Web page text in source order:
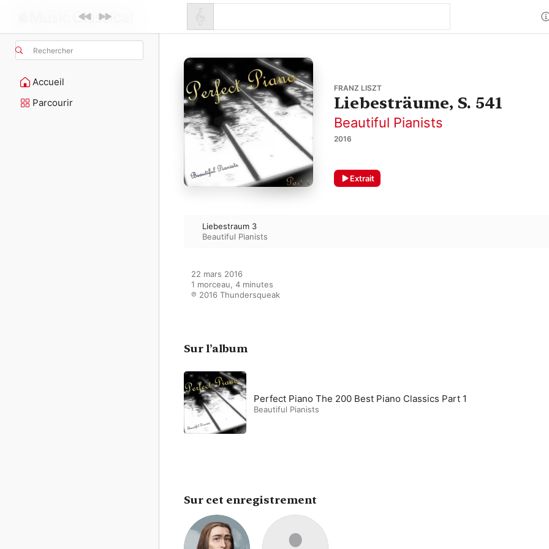
Rechercher
Accueil
Parcourir
FRANZ LISZT
Liebesträume, S. 541
Beautiful Pianists
2016
Extrait
Liebestraum 3
Beautiful Pianists
22 mars 2016
1 morceau, 4 minutes
℗ 2016 Thundersqueak
Sur l’album
Perfect Piano The 200 Best Piano Classics Part 1
Beautiful Pianists
Sur cet enregistrement